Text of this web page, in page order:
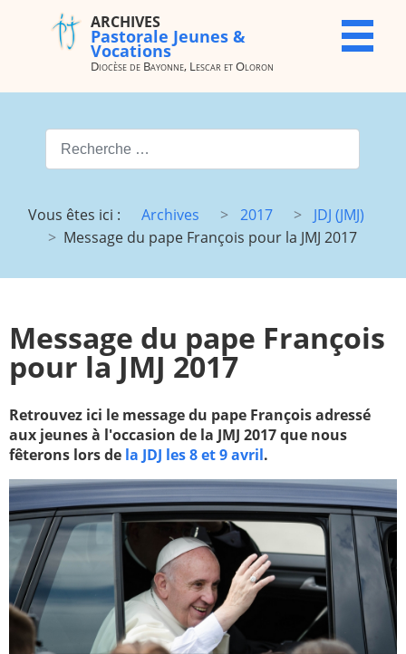
ARCHIVES
Pastorale
Lescar et
X
du site
JMJ
JDJ (JMJ)
JD 4e/3e
64
M.
Garicoïts
chantante
Maison St
Paray-le-
Monial
École de la
foi
Terre
Sainte
R.E. de
Taizé
Animateurs
—
Étudiants
Jeunes
Pros
Collégiens
& lycéens
Pastorales
des
ARCHIVES
Pastorale Jeunes &
Vocations
Diocèse de Bayonne, Lescar et Oloron
Valider
Vous êtes ici :
Archives 2017
JDJ (JMJ)
Message du pape François pour la JMJ 2017
Message du pape François
pour la JMJ 2017
Retrouvez ici le message du pape François adressé
aux jeunes à l'occasion de la JMJ 2017 que nous
fêterons lors de la JDJ les 8 et 9 avril.